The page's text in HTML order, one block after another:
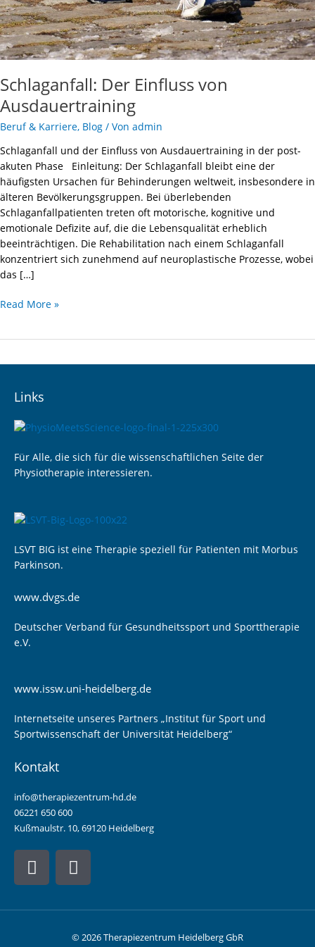
Schlaganfall: Der Einfluss von
Ausdauertraining
Beruf & Karriere, Blog / Von admin
Schlaganfall und der Einfluss von Ausdauertraining in der post-
akuten Phase Einleitung: Der Schlaganfall bleibt eine der
häufigsten Ursachen für Behinderungen weltweit, insbesondere in
älteren Bevölkerungsgruppen. Bei überlebenden
Schlaganfallpatienten treten oft motorische, kognitive und
emotionale Defizite auf, die die Lebensqualität erheblich
beeinträchtigen. Die Rehabilitation nach einem Schlaganfall
konzentriert sich zunehmend auf neuroplastische Prozesse, wobei
das […]
Read More »
Links
Für Alle, die sich für die wissenschaftlichen Seite der
Physiotherapie interessieren.
LSVT BIG ist eine Therapie speziell für Patienten mit Morbus
Parkinson.
www.dvgs.de
Deutscher Verband für Gesundheitssport und Sporttherapie
e.V.
www.issw.uni-heidelberg.de
Internetseite unseres Partners „Institut für Sport und
Sportwissenschaft der Universität Heidelberg“
Kontakt
info@therapiezentrum-hd.de
06221 650 600
Kußmaulstr. 10, 69120 Heidelberg
F
a
c
e
I
n
s
t
a
© 2026 Therapiezentrum Heidelberg GbR